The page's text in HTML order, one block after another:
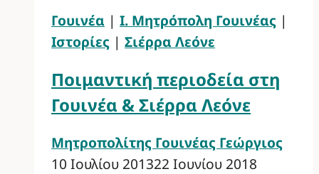
Γουινέα | Ι. Μητρόπολη Γουινέας |
Ιστορίες | Σιέρρα Λεόνε
Ποιμαντική περιοδεία στη
Γουινέα & Σιέρρα Λεόνε
Μητροπολίτης Γουινέας Γεώργιος
10 Ιουλίου 201322 Ιουνίου 2018